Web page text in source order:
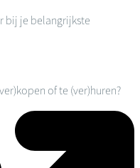
bij je belangrijkste
of te (ver)huren?